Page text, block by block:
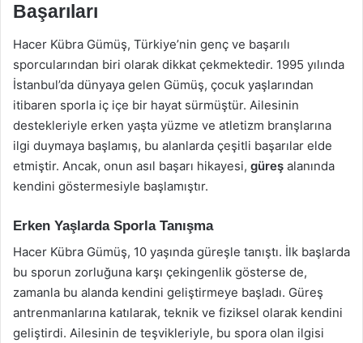
Başarıları
Hacer Kübra Gümüş, Türkiye’nin genç ve başarılı
sporcularından biri olarak dikkat çekmektedir. 1995 yılında
İstanbul’da dünyaya gelen Gümüş, çocuk yaşlarından
itibaren sporla iç içe bir hayat sürmüştür. Ailesinin
destekleriyle erken yaşta yüzme ve atletizm branşlarına
ilgi duymaya başlamış, bu alanlarda çeşitli başarılar elde
etmiştir. Ancak, onun asıl başarı hikayesi, güreş alanında
kendini göstermesiyle başlamıştır.
Erken Yaşlarda Sporla Tanışma
Hacer Kübra Gümüş, 10 yaşında güreşle tanıştı. İlk başlarda
bu sporun zorluğuna karşı çekingenlik gösterse de,
zamanla bu alanda kendini geliştirmeye başladı. Güreş
antrenmanlarına katılarak, teknik ve fiziksel olarak kendini
geliştirdi. Ailesinin de teşvikleriyle, bu spora olan ilgisi